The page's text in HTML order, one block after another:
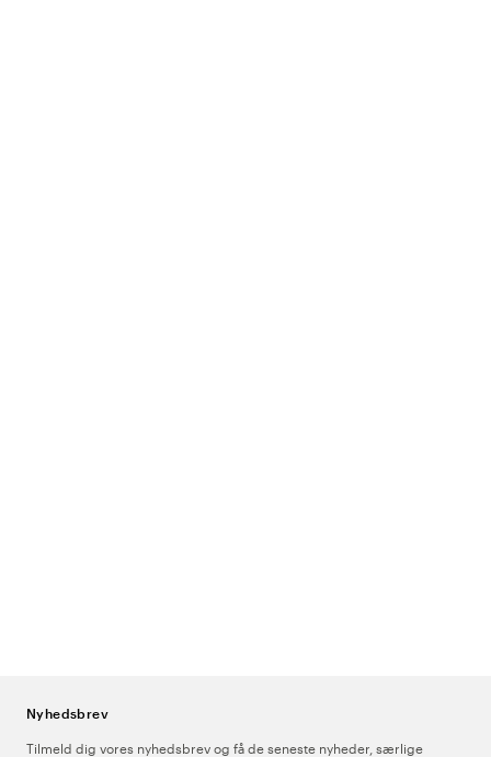
Nyhedsbrev
Tilmeld dig vores nyhedsbrev og få de seneste nyheder, særlige